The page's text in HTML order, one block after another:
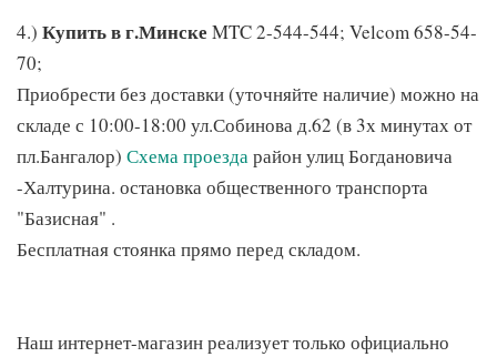
4.) Купить в г.Минске MTC 2-544-544; Velcom 658-54-
70;
Приобрести без доставки (уточняйте наличие) можно на
складе с 10:00-18:00 ул.Собинова д.62 (в 3х минутах от
пл.Бангалор) Схема проездарайон улиц Богдановича
-Халтурина. остановка общественного транспорта
"Базисная" .
Бесплатная стоянка прямо перед складом.
Наш интернет-магазин реализует только официально